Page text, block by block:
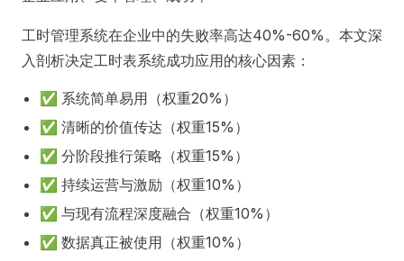
工时管理系统在企业中的失败率高达40%-60%。本文深
入剖析决定工时表系统成功应用的核心因素：
✅ 系统简单易用（权重20%）
✅ 清晰的价值传达（权重15%）
✅ 分阶段推行策略（权重15%）
✅ 持续运营与激励（权重10%）
✅ 与现有流程深度融合（权重10%）
✅ 数据真正被使用（权重10%）